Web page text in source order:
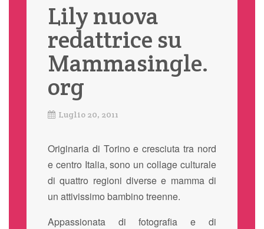
Lily nuova
redattrice su
Mammasingle.
org
Luglio 20, 2011
Originaria di Torino e cresciuta tra nord
e centro Italia, sono un collage culturale
di quattro regioni diverse e mamma di
un attivissimo bambino treenne.
Appassionata di fotografia e di